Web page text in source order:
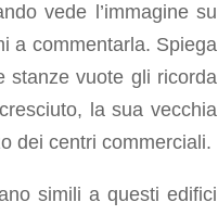
vede l’immagine su
a commentarla. Spiega
stanze vuote gli ricorda
la sua vecchia
dei centri commerciali.
simili a questi edifici